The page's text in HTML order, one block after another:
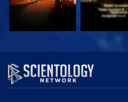
СМОТРЕТЬ СМОТРЕТЬ